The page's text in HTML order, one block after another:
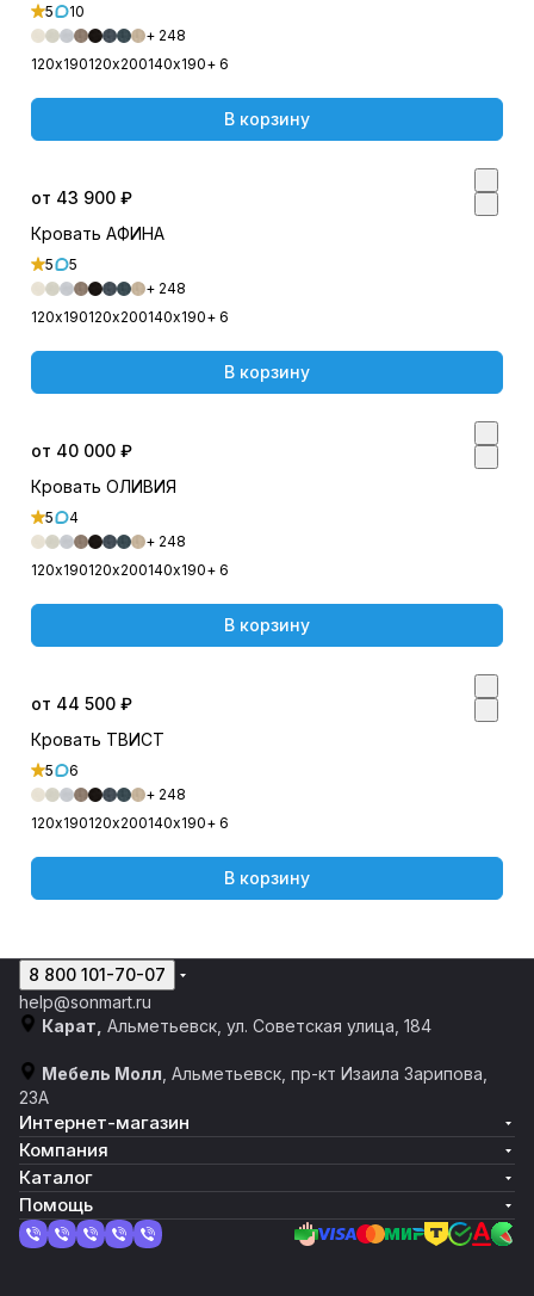
5
10
+ 248
120х190120х200140х190+ 6
В корзину
от 43 900 ₽
Кровать АФИНА
5
5
+ 248
120х190120х200140х190+ 6
В корзину
от 40 000 ₽
Кровать ОЛИВИЯ
5
4
+ 248
120х190120х200140х190+ 6
В корзину
от 44 500 ₽
Кровать ТВИСТ
5
6
+ 248
120х190120х200140х190+ 6
В корзину
8 800 101-70-07
help@sonmart.ru
Карат, Альметьевск, ул. Советская улица, 184
Мебель Молл , Альметьевск, пр-кт Изаила Зарипова,
23А
Интернет-магазин
Компания
Каталог
Помощь